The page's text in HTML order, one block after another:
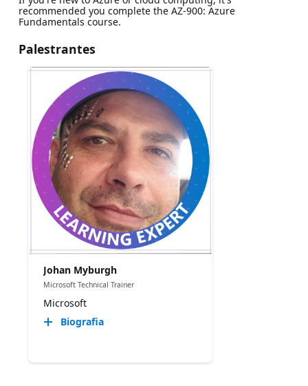
recommended you complete the AZ-900: Azure
Fundamentals course.
Palestrantes
Johan Myburgh
Microsoft Technical Trainer
Microsoft
Biografia